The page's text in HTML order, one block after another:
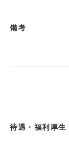
備考
待遇・福利厚生